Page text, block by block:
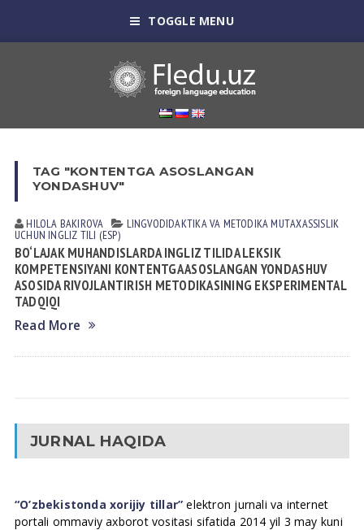
TOGGLE MENU
TAG "KONTENTGA ASOSLANGAN
YONDASHUV"
HILOLA BАKIROVА LINGVODIDАKTIKА VА METODIKА MUTАXАSSISLIK
UCHUN INGLIZ TILI (ESP)
BO‘LAJAK MUHANDISLARDA INGLIZ TILIDA LEKSIK
KOMPETENSIYANI KONTENTGA ASOSLANGAN YONDASHUV
ASOSIDA RIVOJLANTIRISH METODIKASINING EKSPERIMENTAL
TADQIQI
Read More
JURNAL HAQIDA
“O’zbekistonda xorijiy tillar” elektron jurnali va internet
portali ommaviy axborot vositasi sifatida 2014 yil 3 may kuni